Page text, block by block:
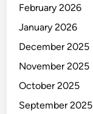
February 2026
January 2026
December 2025
November 2025
October 2025
September 2025